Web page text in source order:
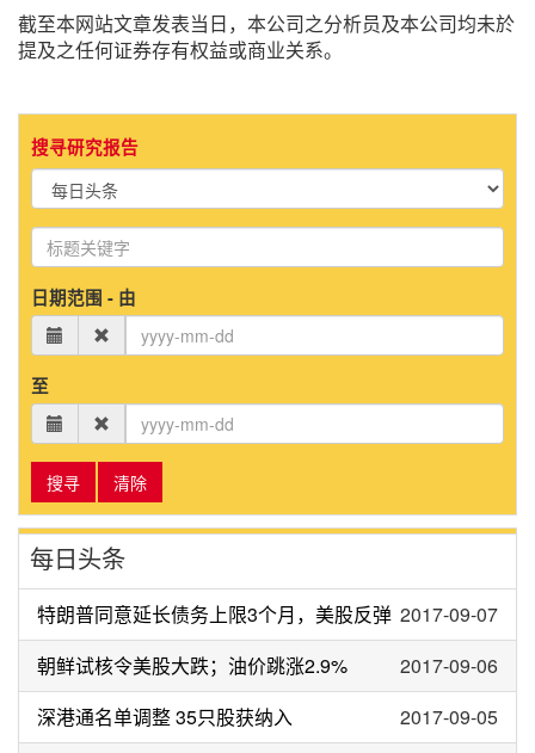
截至本网站文章发表当日，本公司之分析员及本公司均未於
提及之任何证券存有权益或商业关系。
搜寻研究报告
日期范围 - 由
至
搜寻 清除
每日头条
特朗普同意延长债务上限3个月，美股反弹 2017-09-07
朝鲜试核令美股大跌；油价跳涨2.9%
2017-09-06
深港通名单调整 35只股获纳入
2017-09-05